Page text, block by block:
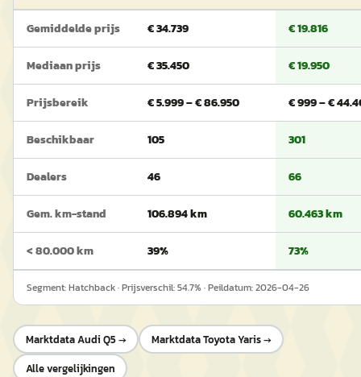
Gemiddelde prijs € 34.739 € 19.816
Mediaan prijs € 35.450 € 19.950
Prijsbereik € 5.999 – € 86.950 € 999 – €
Beschikbaar 105 301
Dealers 46 66
Gem. km-stand 106.894 km 60.463 km
< 80.000 km 39% 73%
Segment:Hatchback· Prijsverschil:54.7% · Peildatum:2026-04-26
MarktdataAudi Q5→ MarktdataToyota Yaris→
Alle vergelijkingen